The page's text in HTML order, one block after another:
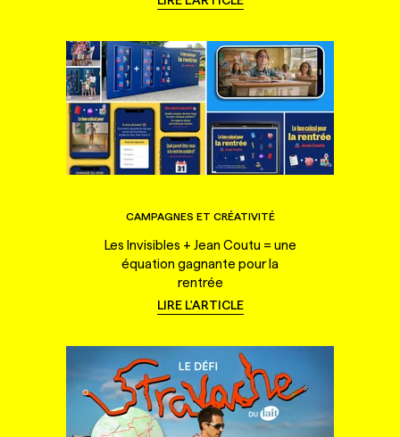
CAMPAGNES ET CRÉATIVITÉ
Les Invisibles + Jean Coutu = une
équation gagnante pour la
rentrée
LIRE L'ARTICLE